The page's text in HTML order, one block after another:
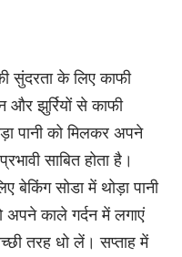
सुंदरता के लिए काफी
और झुर्रियों से काफी
पानी को मिलकर अपने
साबित होता है।
बेकिंग सोडा में थोड़ा पानी
काले गर्दन में लगाएं
तरह धो लें। सप्ताह में